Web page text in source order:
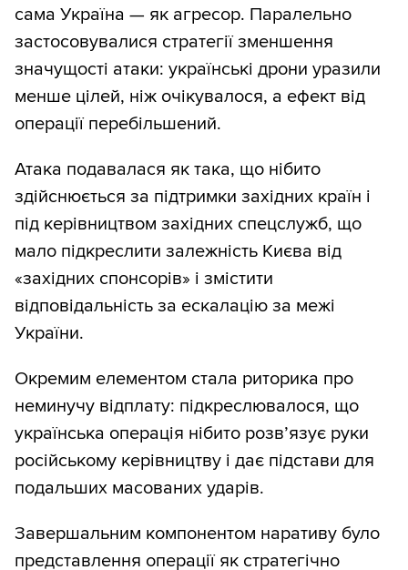
сама Україна — як агресор. Паралельно
застосовувалися стратегії зменшення
значущості атаки: українські дрони уразили
менше цілей, ніж очікувалося, а ефект від
операції перебільшений.
Атака подавалася як така, що нібито
здійснюється за підтримки західних країн і
під керівництвом західних спецслужб, що
мало підкреслити залежність Києва від
«західних спонсорів» і змістити
відповідальність за ескалацію за межі
України.
Окремим елементом стала риторика про
неминучу відплату: підкреслювалося, що
українська операція нібито розв’язує руки
російському керівництву і дає підстави для
подальших масованих ударів.
Завершальним компонентом наративу було
представлення операції як стратегічно